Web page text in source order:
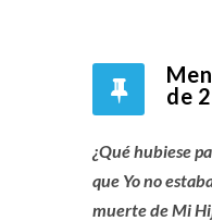
de
¿Qué hubiese
que Yo no
muerte de Mi